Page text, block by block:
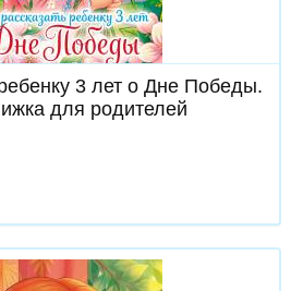
Скачать
3 лет о Дне Победы.
для родителей